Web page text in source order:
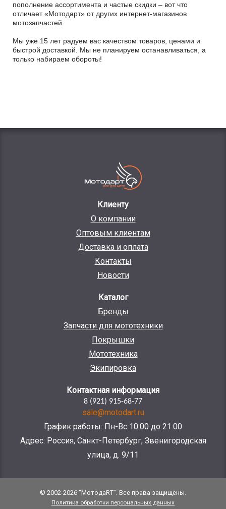
пополнение ассортимента и частые скидки – вот что
отличает «Мотодарт» от других интернет-магазинов
мотозапчастей.
Мы уже 15 лет радуем вас качеством товаров, ценами и
быстрой доставкой. Мы не планируем останавливаться, а
только набираем обороты!
Клиенту
О компании
Оптовым клиентам
Доставка и оплата
Контакты
Новости
Каталог
Бренды
Запчасти для мототехники
Покрышки
Мототехника
Экипировка
Контактная информация
8 (921) 915-68-77
sale@motodart.ru
График работы: Пн-Вс 10:00 до 21:00
Адрес: Россия, Санкт-Петербург, Звенигородская
улица, д. 9/11
© 2002-2026 "МотодаRT". Все права защищены.
Политика обработки персональных данных